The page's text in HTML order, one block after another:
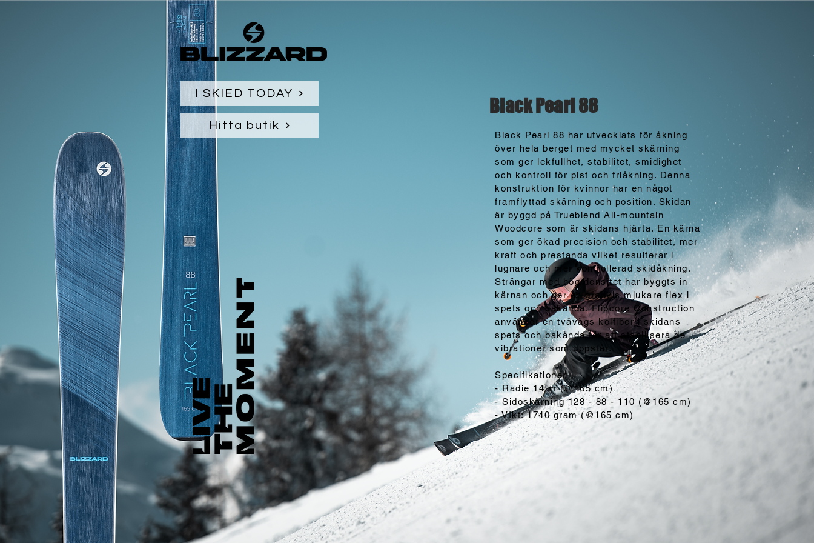
I SKIED TODAY
Hitta butik
Black Pearl 88
Black Pearl 88 har utvecklats för åkning
över hela berget med mycket skärning
som ger lekfullhet, stabilitet, smidighet
och kontroll för pist och friåkning. Denna
konstruktion för kvinnor har en något
framflyttad skärning och position. Skidan
är byggd på Trueblend All-mountain
Woodcore som är skidans hjärta. En kärna
som ger ökad precision och stabilitet, mer
kraft och prestanda vilket resulterar i
lugnare och mer kontrollerad skidåkning.
Strängar med hög densitet har byggts in
kärnan och ger en gradvis mjukare flex i
spets och bakända. Flipcore Construction
använder en tvåvägs kolfiber i skidans
spets och bakända för att stabilisera de
vibrationer som uppstår.
Specifikationer
- Radie 14 m (@165 cm)
- Sidoskärning 128 - 88 - 110 (@165 cm)
- VIkt: 1740 gram (@165 cm)